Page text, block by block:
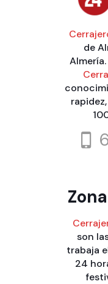
de
son
trabaja
24